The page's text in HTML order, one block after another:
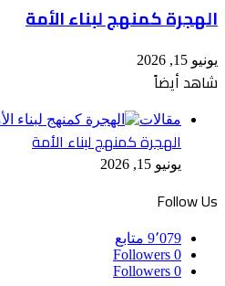
الهجرة كمنهج لبناء الأمة
يونيو 15, 2026
شاهد أيضاً
مقالات
الهجرة كمنهج لبناء الأمة
يونيو 15, 2026
Follow Us
9٬079 متابع
0
Followers
0
Followers